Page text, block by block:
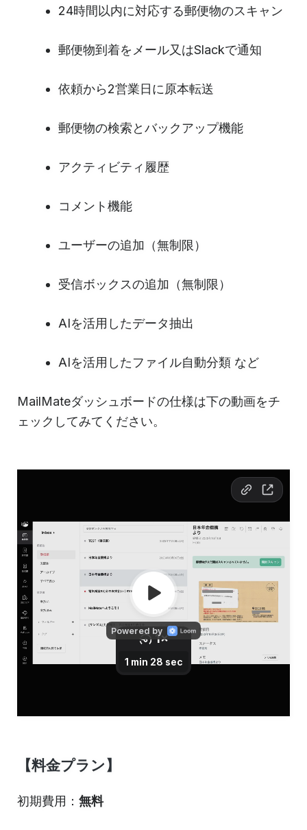
24時間以内に対応する郵便物のスキャン
郵便物到着をメール又はSlackで通知
依頼から2営業日に原本転送
郵便物の検索とバックアップ機能
アクティビティ履歴
コメント機能
ユーザーの追加（無制限）
受信ボックスの追加（無制限）
AIを活用したデータ抽出
AIを活用したファイル自動分類 など
MailMateダッシュボードの仕様は下の動画をチ
ェックしてみてください。
【料金プラン】
初期費用： 無料